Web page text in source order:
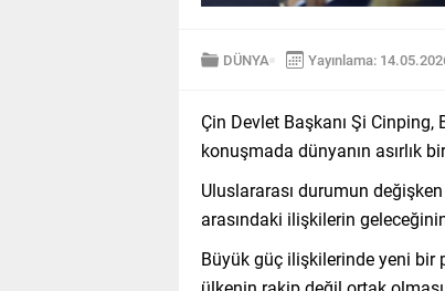
DÜNYA Yayınlama:
Çin Devlet Başkanı Şi
konuşmada dünyanın asırlık
Uluslararası durumun
arasındaki ilişkilerin
Büyük güç ilişkilerinde yeni bir